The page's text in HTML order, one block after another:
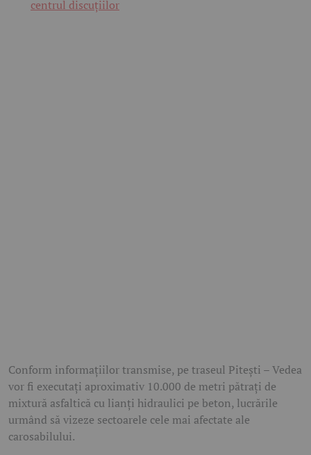
centrul discuțiilor
Conform informațiilor transmise, pe traseul Pitești – Vedea
vor fi executați aproximativ 10.000 de metri pătrați de
mixtură asfaltică cu lianți hidraulici pe beton, lucrările
urmând să vizeze sectoarele cele mai afectate ale
carosabilului.